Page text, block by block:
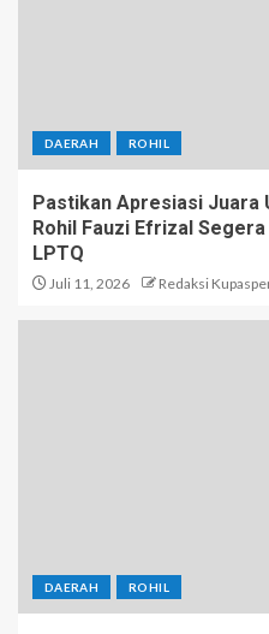
DAERAH ROHIL
Pastikan Apresiasi Juara
Rohil Fauzi Efrizal
LPTQ
Juli 11, 2026 Redaksi
DAERAH ROHIL